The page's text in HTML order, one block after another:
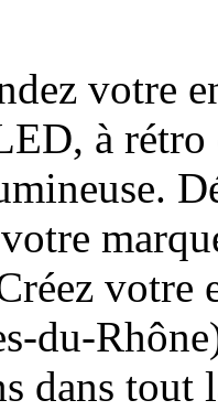
votre
à rétro
votre
du-
dans tout